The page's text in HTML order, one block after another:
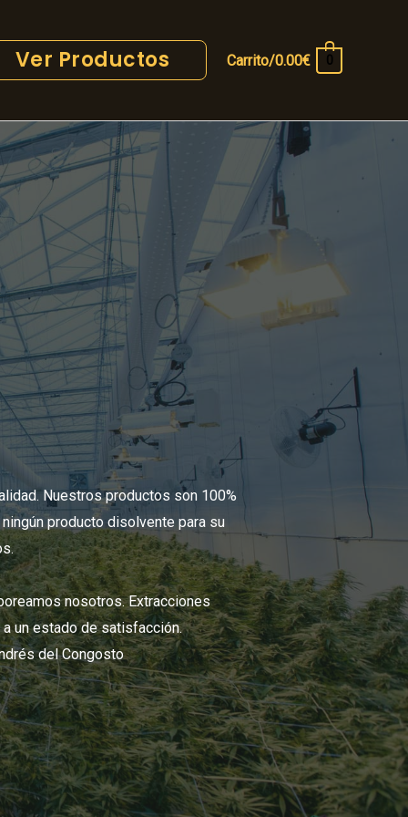
Ver Productos Carrito/0.00€ 0
Nuestros productos son 100%
producto disolvente para su
nosotros. Extracciones
un estado de satisfacción.
del Congosto